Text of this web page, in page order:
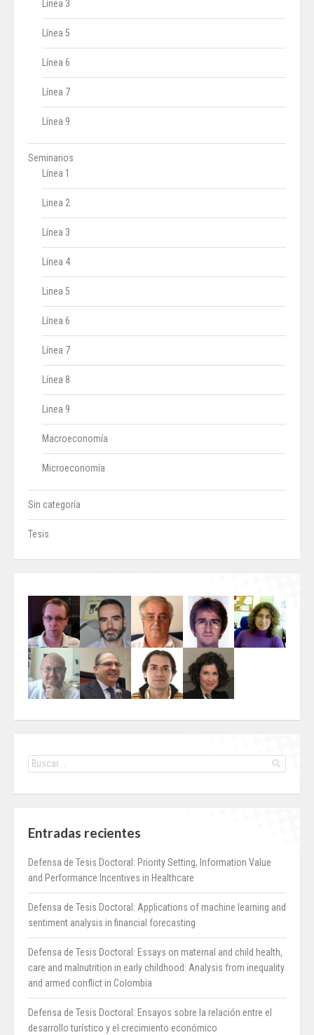
Línea 3
Línea 5
Línea 6
Línea 7
Línea 9
Seminarios
Línea 1
Linea 2
Línea 3
Línea 4
Linea 5
Línea 6
Línea 7
Línea 8
Linea 9
Macroeconomía
Microeconomía
Sin categoría
Tesis
Entradas recientes
Defensa de Tesis Doctoral: Priority Setting, Information Value
and Performance Incentives in Healthcare
Defensa de Tesis Doctoral: Applications of machine learning and
sentiment analysis in financial forecasting
Defensa de Tesis Doctoral: Essays on maternal and child health,
care and malnutrition in early childhood: Analysis from inequality
and armed conflict in Colombia
Defensa de Tesis Doctoral: Ensayos sobre la relación entre el
desarrollo turístico y el crecimiento económico